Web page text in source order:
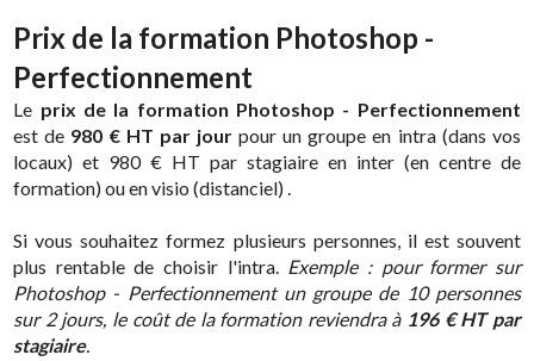
Prix de la formation Photoshop -
Perfectionnement
Le prix de la formation Photoshop - Perfectionnement
est de 980 € HT par jourpour un groupe en intra (dans vos
locaux) et 980 € HT par stagiaire en inter (en centre de
formation) ou en visio (distanciel) .
Si vous souhaitez formez plusieurs personnes, il est souvent
plus rentable de choisir l'intra. Exemple : pour former sur
Photoshop - Perfectionnement un groupe de 10 personnes
sur 2 jours, le coût de la formation reviendra à 196 € HT par
stagiaire.